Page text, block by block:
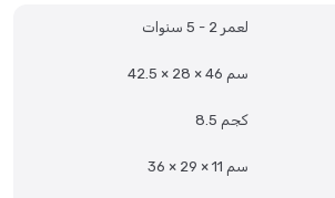
لعمر 2 - 5 سنوات
42.5 × 28 × 46 سم
8.5 كجم
36 × 29 × 11 سم